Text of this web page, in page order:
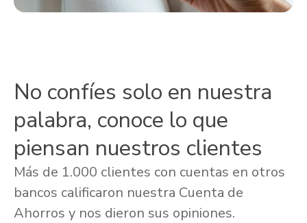
No confíes solo en nuestra
palabra, conoce lo que
piensan nuestros clientes
Más de 1.000 clientes con cuentas en otros
bancos calificaron nuestra Cuenta de
Ahorros y nos dieron sus opiniones.